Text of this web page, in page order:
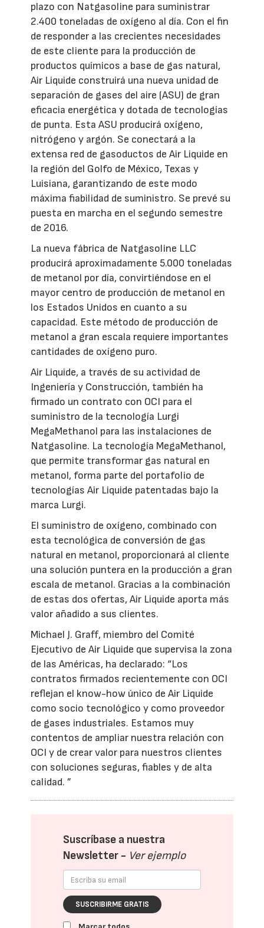
plazo con Natgasoline para suministrar
2.400 toneladas de oxígeno al día. Con el fin
de responder a las crecientes necesidades
de este cliente para la producción de
productos químicos a base de gas natural,
Air Liquide construirá una nueva unidad de
separación de gases del aire (ASU) de gran
eficacia energética y dotada de tecnologías
de punta. Esta ASU producirá oxígeno,
nitrógeno y argón. Se conectará a la
extensa red de gasoductos de Air Liquide en
la región del Golfo de México, Texas y
Luisiana, garantizando de este modo
máxima fiabilidad de suministro. Se prevé su
puesta en marcha en el segundo semestre
de 2016.
La nueva fábrica de Natgasoline LLC
producirá aproximadamente 5.000 toneladas
de metanol por día, convirtiéndose en el
mayor centro de producción de metanol en
los Estados Unidos en cuanto a su
capacidad. Este método de producción de
metanol a gran escala requiere importantes
cantidades de oxígeno puro.
Air Liquide, a través de su actividad de
Ingeniería y Construcción, también ha
firmado un contrato con OCI para el
suministro de la tecnología Lurgi
MegaMethanol para las instalaciones de
Natgasoline. La tecnología MegaMethanol,
que permite transformar gas natural en
metanol, forma parte del portafolio de
tecnologías Air Liquide patentadas bajo la
marca Lurgi.
El suministro de oxígeno, combinado con
esta tecnológica de conversión de gas
natural en metanol, proporcionará al cliente
una solución puntera en la producción a gran
escala de metanol. Gracias a la combinación
de estas dos ofertas, Air Liquide aporta más
valor añadido a sus clientes.
Michael J. Graff, miembro del Comité
Ejecutivo de Air Liquide que supervisa la zona
de las Américas, ha declarado: “Los
contratos firmados recientemente con OCI
reflejan el know-how único de Air Liquide
como socio tecnológico y como proveedor
de gases industriales. Estamos muy
contentos de ampliar nuestra relación con
OCI y de crear valor para nuestros clientes
con soluciones seguras, fiables y de alta
calidad. ”
Suscríbase a nuestra
Newsletter - Ver ejemplo
SUSCRIBIRME GRATIS